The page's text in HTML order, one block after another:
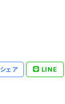
シェア LINE